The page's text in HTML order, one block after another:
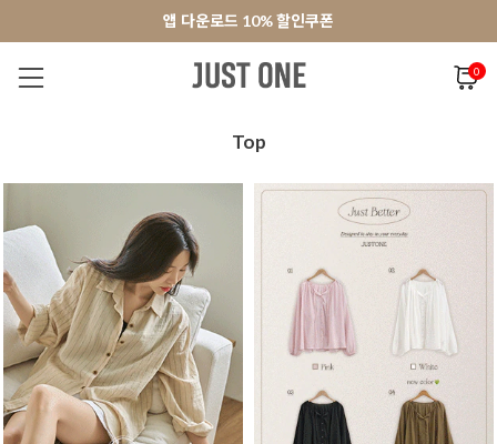
앱 다운로드 10% 할인쿠폰
회원가입 쿠폰 3000원
앱 다운로드 10% 할인쿠폰
회원가입 쿠폰 3000원
0
Top